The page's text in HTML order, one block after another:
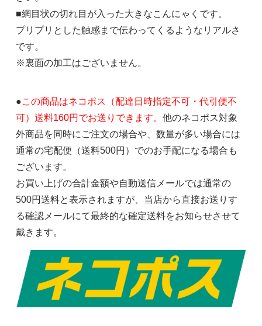
■網目状の切れ目が入った大きなこんにゃくです。
プリプリとした触感まで伝わってくるようなリアルさ
です。
※裏面の加工はございません。
●この商品はネコポス（配達日時指定不可・代引便不
可）送料160円でお送りできます。 他のネコポス対象
外商品を同時にご注文の場合や、数量が多い場合には
通常の宅配便（送料500円）でのお手配になる場合も
ございます。
お買い上げの合計金額や自動送信メールでは通常の
500円送料と表示されますが、当店から直接お送りす
る確認メールにて最終的な確定送料をお知らせさせて
戴きます。